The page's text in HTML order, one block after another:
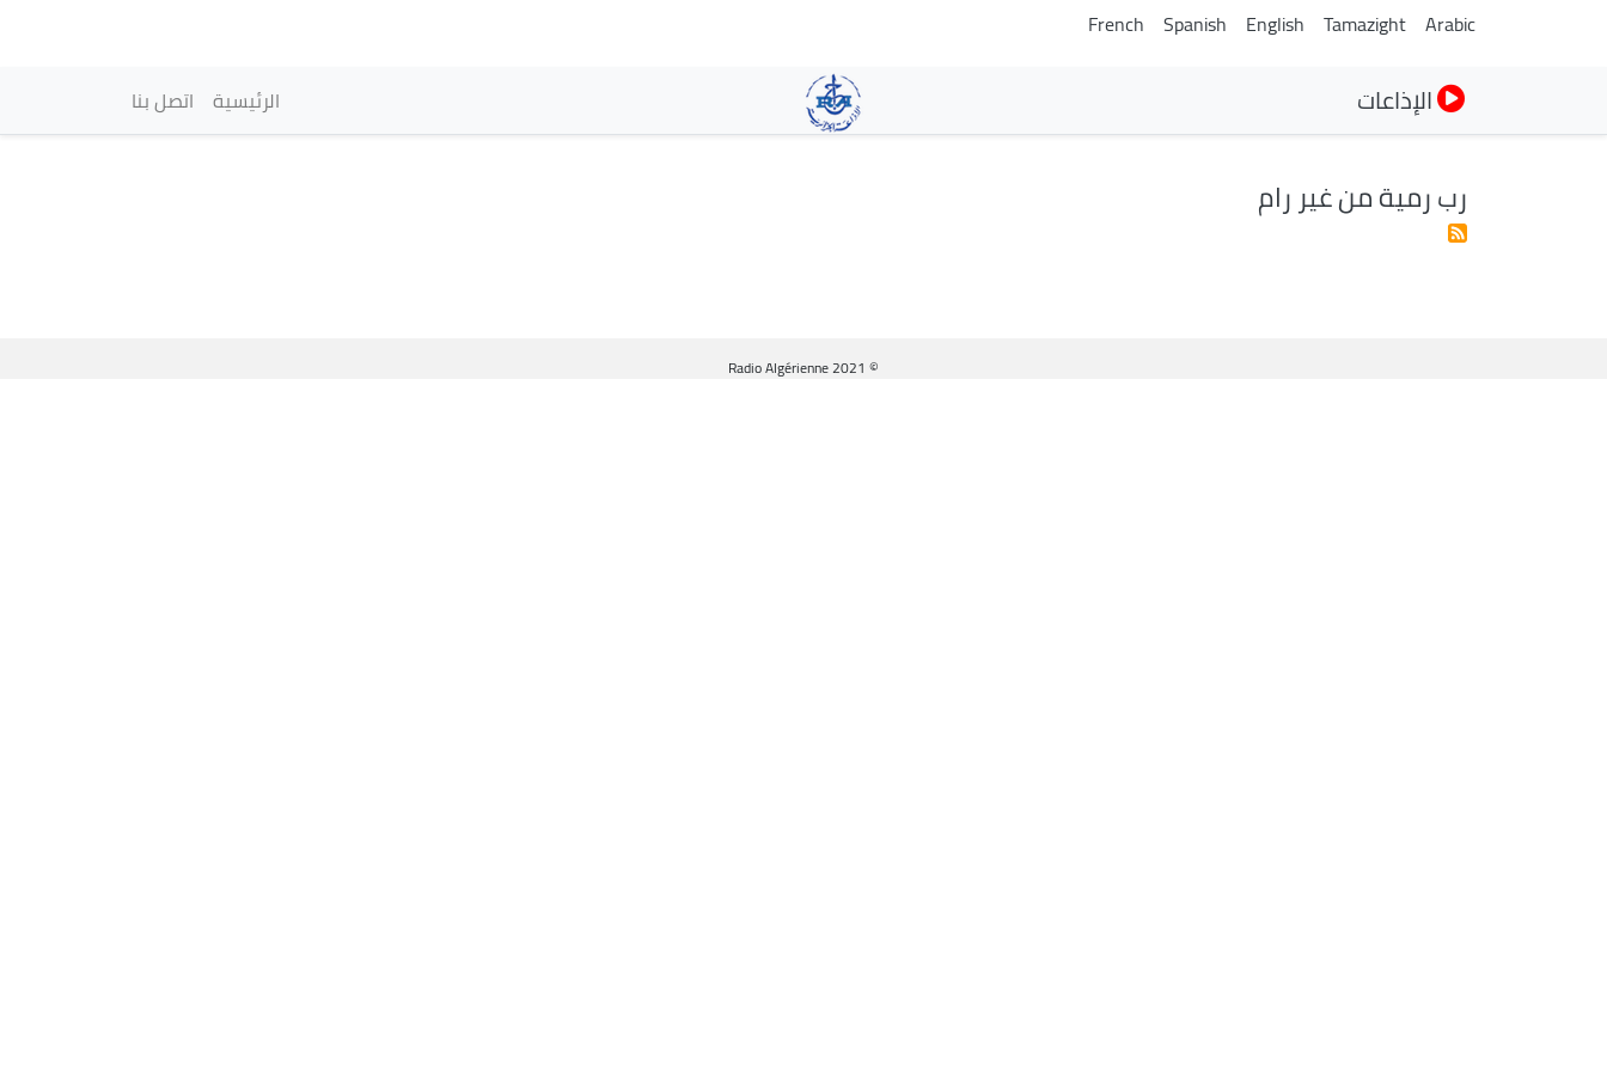
Arabic
Tamazight
English
Spanish
French
الإذاعات principale
الرئيسية اتصل بنا
رب رمية من غير رام
© Radio Algérienne 2021